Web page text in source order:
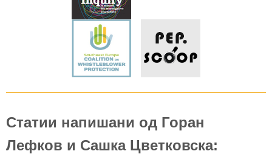
Статии напишани од Горан
Лефков и Сашка Цветковска: